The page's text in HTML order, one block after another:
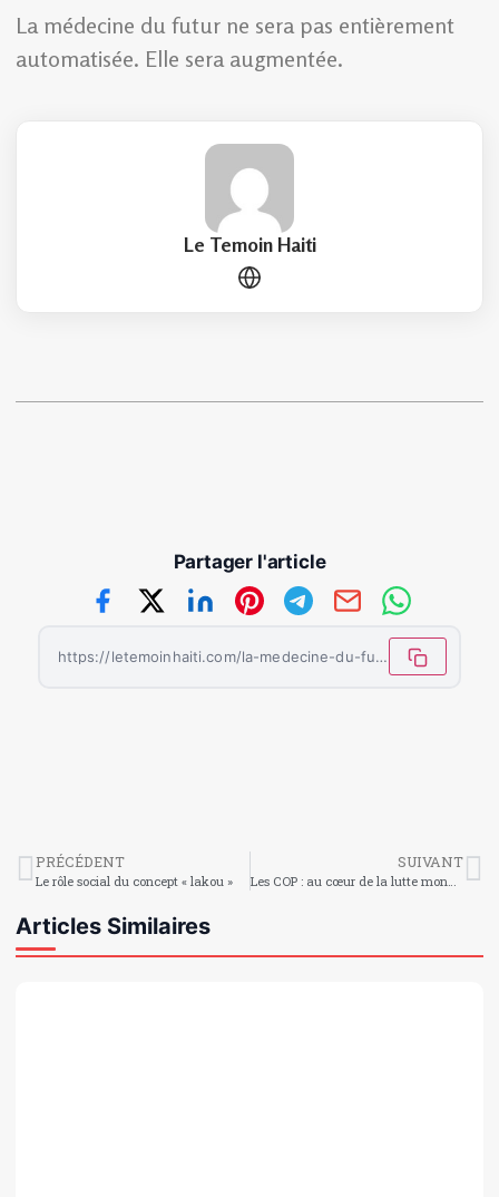
La médecine du futur ne sera pas entièrement
automatisée. Elle sera augmentée.
Le Temoin Haiti
Partager l'article
https://letemoinhaiti.com/la-medecine-du-futur-quand-lintelligence-artificielle-change-la-donne/
PRÉCÉDENT
Le rôle social du concept « lakou »
SUIVANT
Articles Similaires